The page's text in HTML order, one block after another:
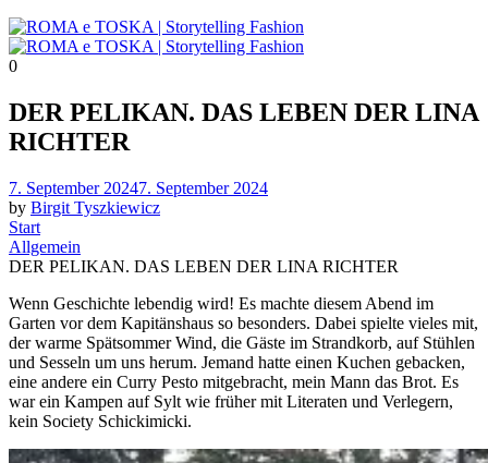
0
DER PELIKAN. DAS LEBEN DER LINA
RICHTER
Posted
on
7. September 20247. September 2024
by Birgit Tyszkiewicz
Start
Allgemein
DER PELIKAN. DAS LEBEN DER LINA RICHTER
Wenn Geschichte lebendig wird! Es machte diesem Abend im
Garten vor dem Kapitänshaus so besonders. Dabei spielte vieles mit,
der warme Spätsommer Wind, die Gäste im Strandkorb, auf Stühlen
und Sesseln um uns herum. Jemand hatte einen Kuchen gebacken,
eine andere ein Curry Pesto mitgebracht, mein Mann das Brot. Es
war ein Kampen auf Sylt wie früher mit Literaten und Verlegern,
kein Society Schickimicki.